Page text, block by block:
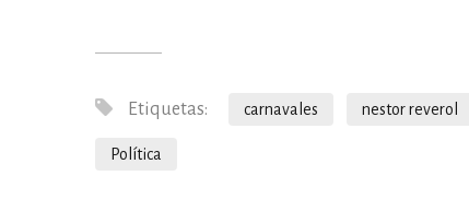
Etiquetas: carnavales nestor reverol
Política